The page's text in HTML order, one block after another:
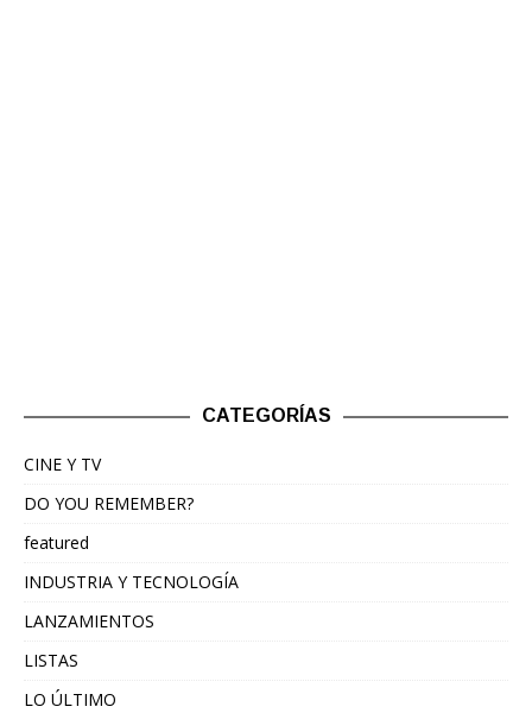
CATEGORÍAS
CINE Y TV
DO YOU REMEMBER?
featured
INDUSTRIA Y TECNOLOGÍA
LANZAMIENTOS
LISTAS
LO ÚLTIMO